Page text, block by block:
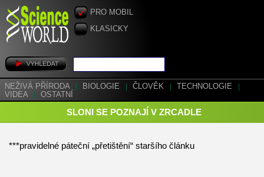
PRO MOBIL
KLASICKY
NEŽIVÁ PŘÍRODA BIOLOGIE ČLOVĚK TECHNOLOGIE
VIDEA
OSTATNÍ
SLONI SE POZNAJÍ V ZRCADLE
***pravidelné páteční „přetištění“ staršího článku